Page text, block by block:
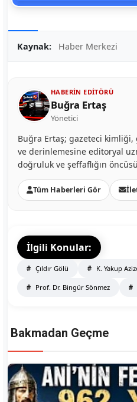
Kaynak: Haber Merkezi
HABERIN EDITÖRÜ
Buğra Ertaş
Yönetici
Buğra Ertaş; gazeteci kimliği,
ve derinlemesine editoryal
doğruluk ve şeffaflığın
Tüm Haberleri Gör
İlgili Konular:
Çıldır Gölü K. Yakup
Prof. Dr. Bingür Sönmez
Bakmadan Geçme